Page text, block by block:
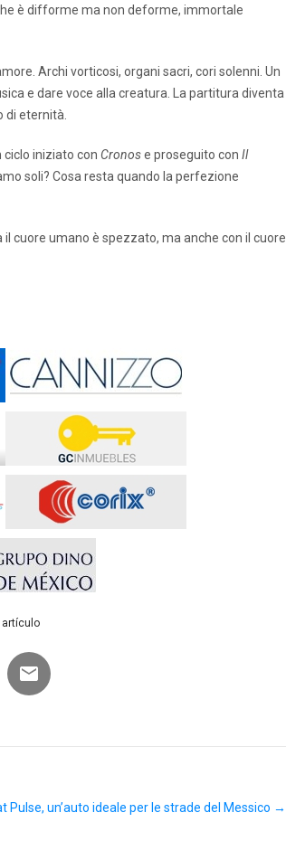
è difforme ma non deforme, immortale
Archi vorticosi, organi sacri, cori solenni. Un
e dare voce alla creatura. La partitura diventa
di eternità.
ciclo iniziato con Cronose proseguito con Il
soli? Cosa resta quando la perfezione
cuore umano è spezzato, ma anche con il cuore
artículo
Pulse, un’auto ideale per le strade del Messico →